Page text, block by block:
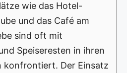
wie das Hotel-
und das Café am
sind oft mit
Speiseresten in ihren
konfrontiert. Der Einsatz